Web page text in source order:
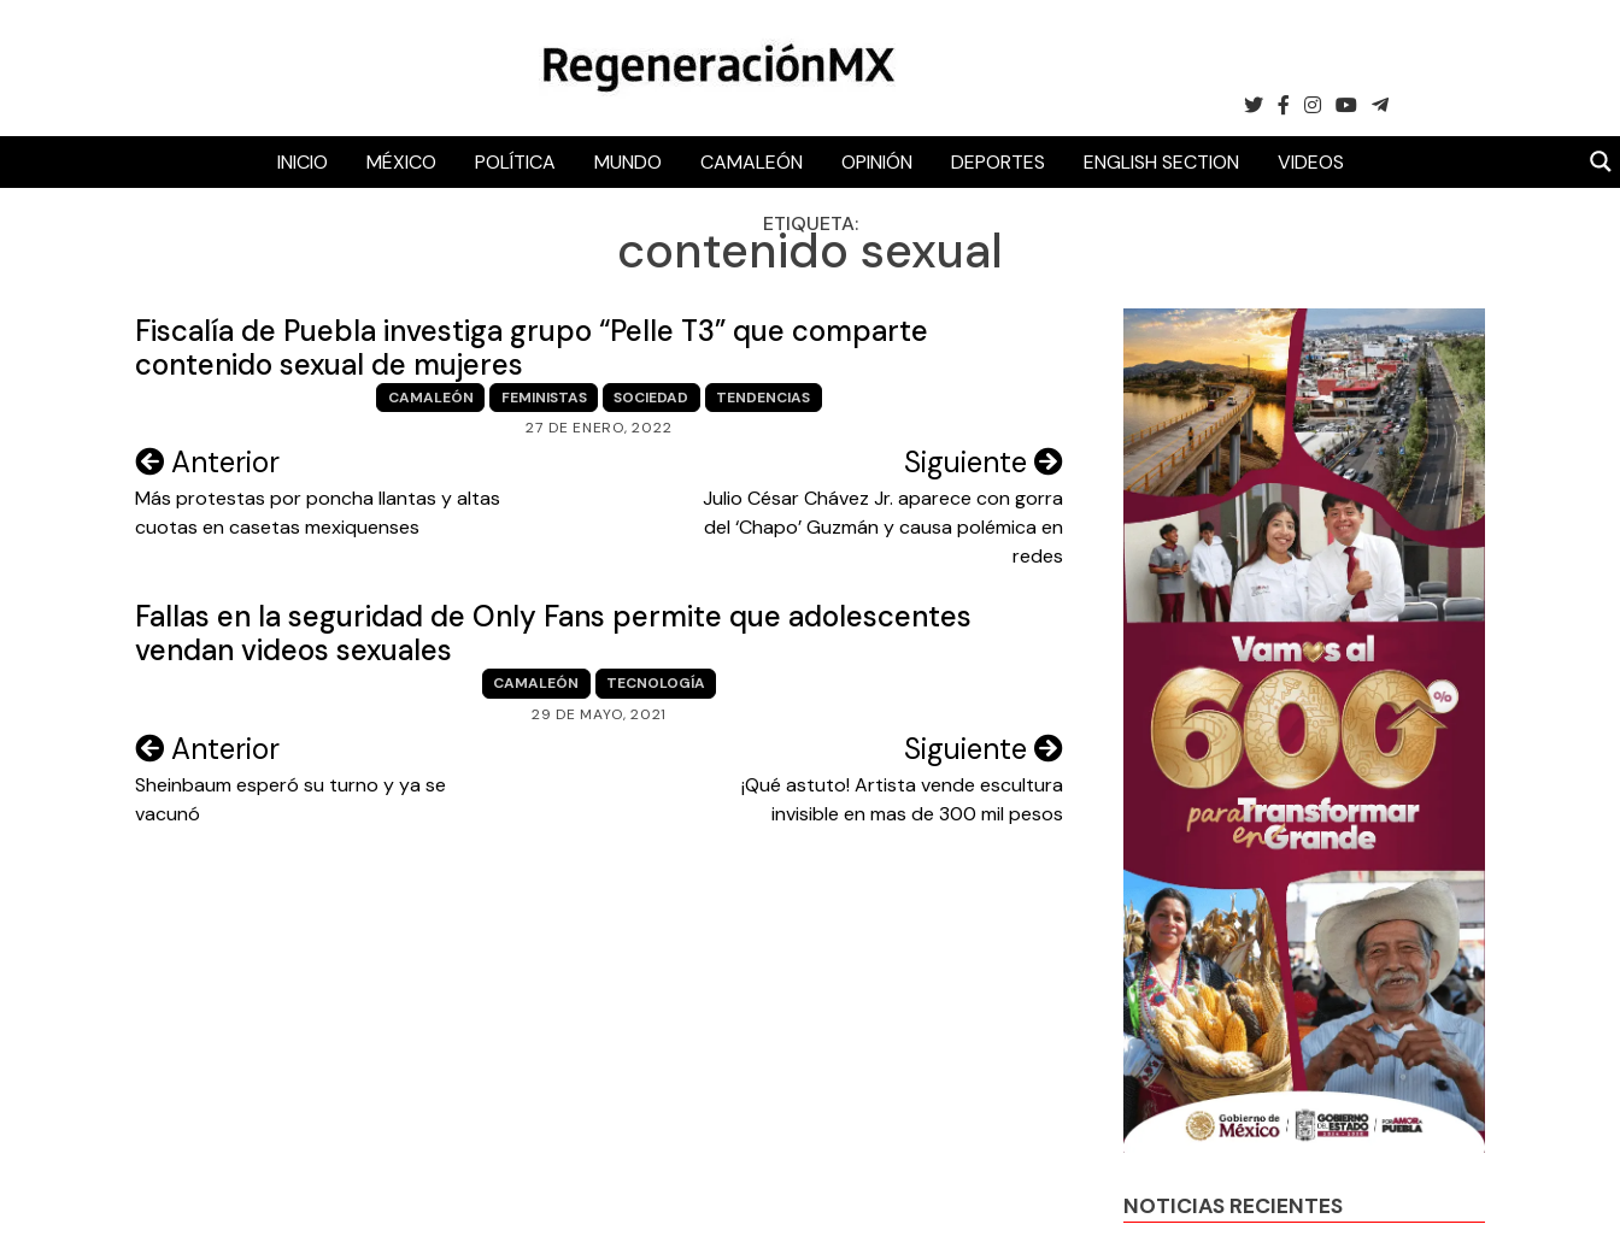
RegeneraciónMX
Sitio de noticias libre e independiente
INICIO MÉXICO POLÍTICA MUNDO CAMALEÓN OPINIÓN DEPORTES ENGLISH SECTION VIDEOS
ETIQUETA:
contenido sexual
Fiscalía de Puebla investiga grupo “Pelle T3” que comparte
contenido sexual de mujeres
CAMALEÓN FEMINISTAS SOCIEDAD
TENDENCIAS
27 DE ENERO, 2022
Navegación
de
Anterior
Más protestas por poncha llantas y altas
cuotas en casetas mexiquenses
Siguiente
Julio César Chávez Jr. aparece con gorra
del ‘Chapo’ Guzmán y causa polémica en
redes
Fallas en la seguridad de Only Fans permite que adolescentes
vendan videos sexuales
CAMALEÓN
TECNOLOGÍA
29 DE MAYO, 2021
Navegación
de
Anterior
Sheinbaum esperó su turno y ya se
vacunó
Siguiente
¡Qué astuto! Artista vende escultura
invisible en mas de 300 mil pesos
NOTICIAS RECIENTES